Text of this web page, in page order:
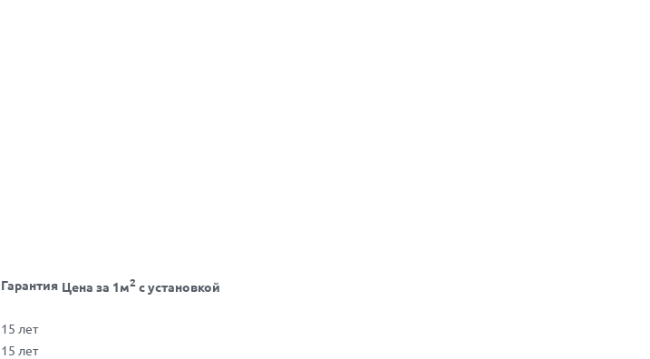
Гарантия Цена за 1м2с установкой
15 лет
15 лет